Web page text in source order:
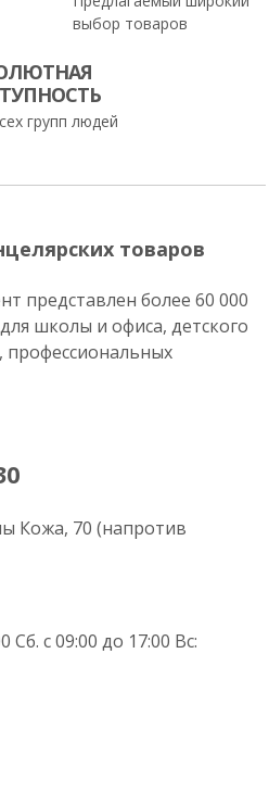
выбор товаров
групп людей
товаров
представлен более 60 000
школы и офиса, детского
профессиональных
Кожа, 70 (напротив
Сб. с 09:00 до 17:00 Вс: